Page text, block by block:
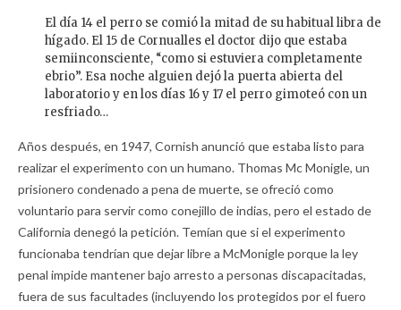
El día 14 el perro se comió la mitad de su habitual libra de
hígado. El 15 de Cornualles el doctor dijo que estaba
semiinconsciente, “como si estuviera completamente
ebrio”. Esa noche alguien dejó la puerta abierta del
laboratorio y en los días 16 y 17 el perro gimoteó con un
resfriado…
Años después, en 1947, Cornish anunció que estaba listo para
realizar el experimento con un humano. Thomas Mc Monigle, un
prisionero condenado a pena de muerte, se ofreció como
voluntario para servir como conejillo de indias, pero el estado de
California denegó la petición. Temían que si el experimento
funcionaba tendrían que dejar libre a McMonigle porque la ley
penal impide mantener bajo arresto a personas discapacitadas,
fuera de sus facultades (incluyendo los protegidos por el fuero